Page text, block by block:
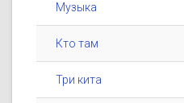
Музыка
Кто там
Три кита